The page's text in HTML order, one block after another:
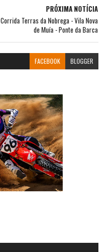
PRÓXIMA NOTÍCIA
Corrida Terras da Nobrega - Vila Nova
de Muía - Ponte da Barca
FACEBOOK BLOGGER